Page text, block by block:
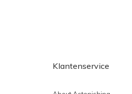
Klantenservice